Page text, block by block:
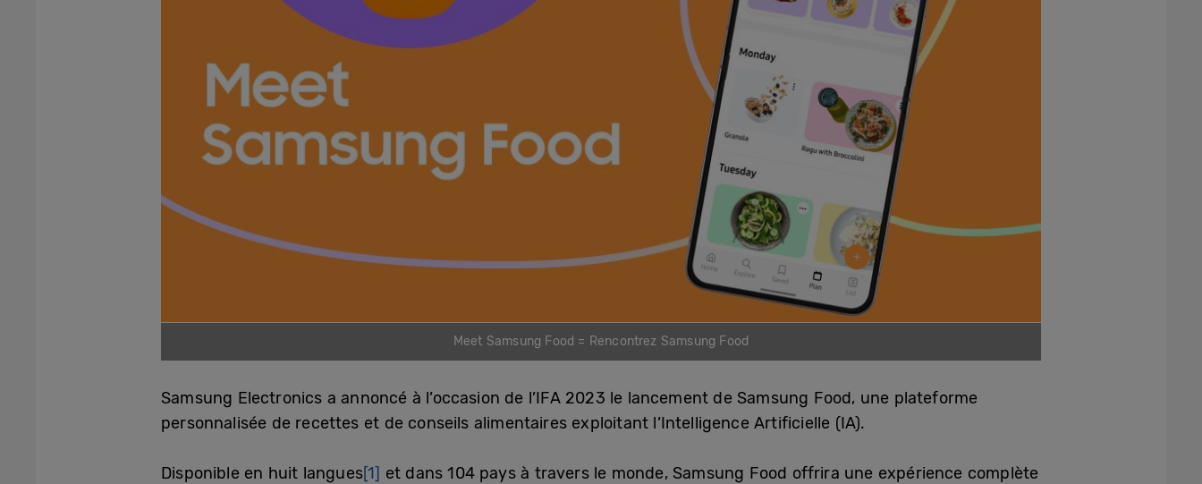
Meet Samsung Food = Rencontrez Samsung Food
Samsung Electronics a annoncé à l’occasion de l’IFA 2023 le lancement de Samsung Food, une plateforme
personnalisée de recettes et de conseils alimentaires exploitant l’Intelligence Artificielle (IA).
Disponible en huit langues[1] et dans 104 pays à travers le monde, Samsung Food offrira une expérience complète